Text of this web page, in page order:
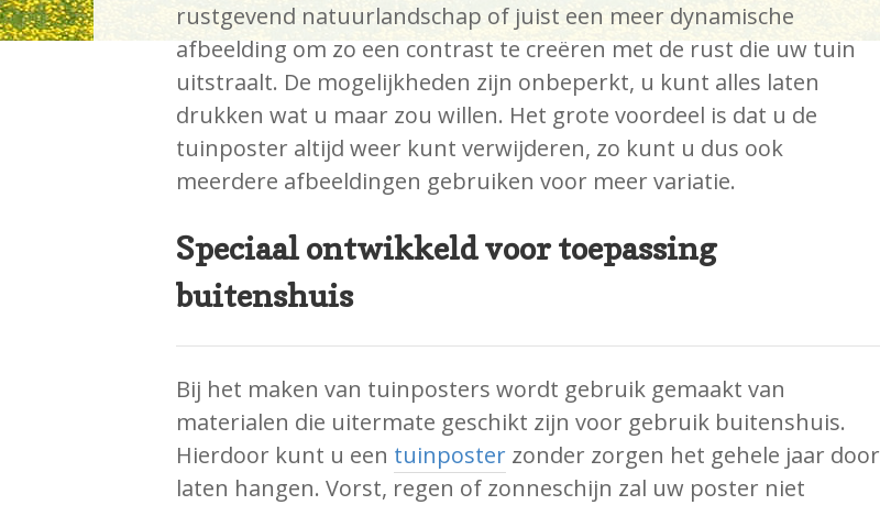
rustgevend natuurlandschap of juist een meer dynamische
afbeelding om zo een contrast te creëren met de rust die uw tuin
uitstraalt. De mogelijkheden zijn onbeperkt, u kunt alles laten
drukken wat u maar zou willen. Het grote voordeel is dat u de
tuinposter altijd weer kunt verwijderen, zo kunt u dus ook
meerdere afbeeldingen gebruiken voor meer variatie.
Speciaal ontwikkeld voor toepassing
buitenshuis
Bij het maken van tuinposters wordt gebruik gemaakt van
materialen die uitermate geschikt zijn voor gebruik buitenshuis.
Hierdoor kunt u een tuinposterzonder zorgen het gehele jaar door
laten hangen. Vorst, regen of zonneschijn zal uw poster niet